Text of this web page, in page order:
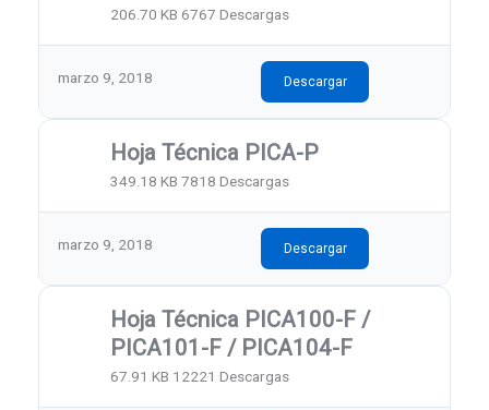
206.70 KB6767 Descargas
marzo 9, 2018 Descargar
Hoja Técnica PICA-P
349.18 KB7818 Descargas
marzo 9, 2018 Descargar
Hoja Técnica PICA100-F /
PICA101-F / PICA104-F
67.91 KB 12221 Descargas